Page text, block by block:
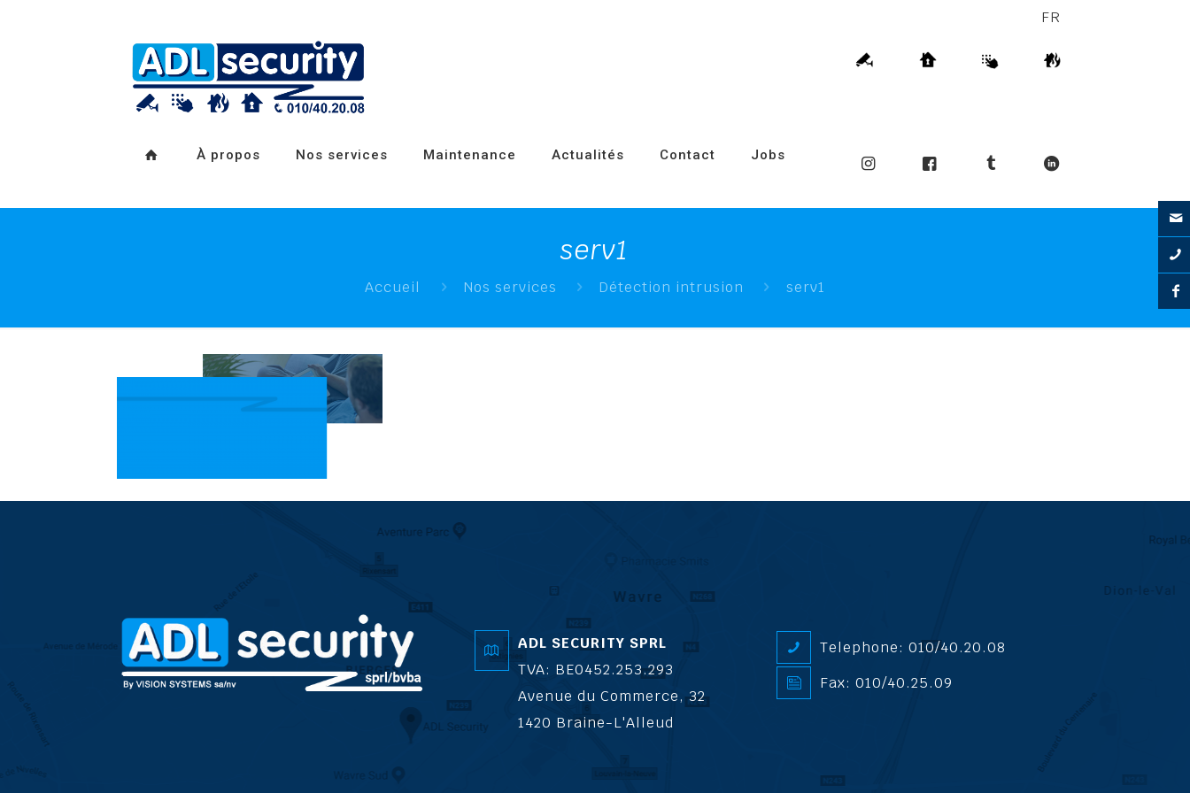
FR
À propos Nos services Maintenance Actualités Contact Jobs
serv1
Accueil Nos services Détection intrusion serv1
ADL SECURITY SPRL
TVA: BE0452.253.293
Avenue du Commerce, 32
1420 Braine-L'Alleud
Telephone: 010/40.20.08
Fax: 010/40.25.09